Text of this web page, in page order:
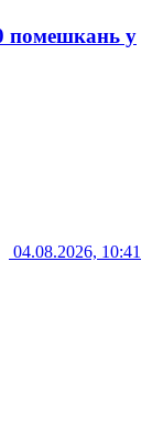
помешкань у
04.08.2026, 10:41